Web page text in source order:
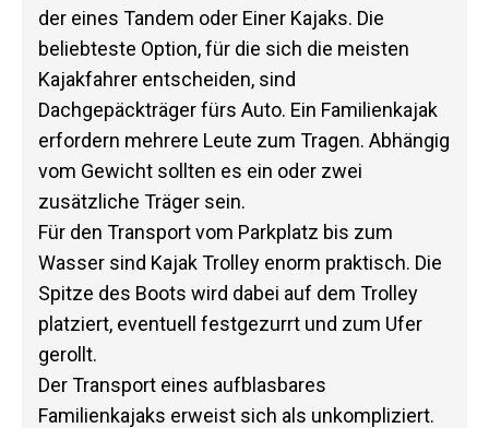
der eines Tandem oder Einer Kajaks. Die
beliebteste Option, für die sich die meisten
Kajakfahrer entscheiden, sind
Dachgepäckträger fürs Auto. Ein Familienkajak
erfordern mehrere Leute zum Tragen. Abhängig
vom Gewicht sollten es ein oder zwei
zusätzliche Träger sein.
Für den Transport vom Parkplatz bis zum
Wasser sind Kajak Trolley enorm praktisch. Die
Spitze des Boots wird dabei auf dem Trolley
platziert, eventuell festgezurrt und zum Ufer
gerollt.
Der Transport eines aufblasbares
Familienkajaks erweist sich als unkompliziert.